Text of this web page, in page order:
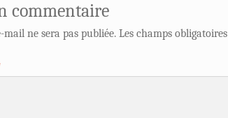
commentaire
mail ne sera pas publiée. Les champs